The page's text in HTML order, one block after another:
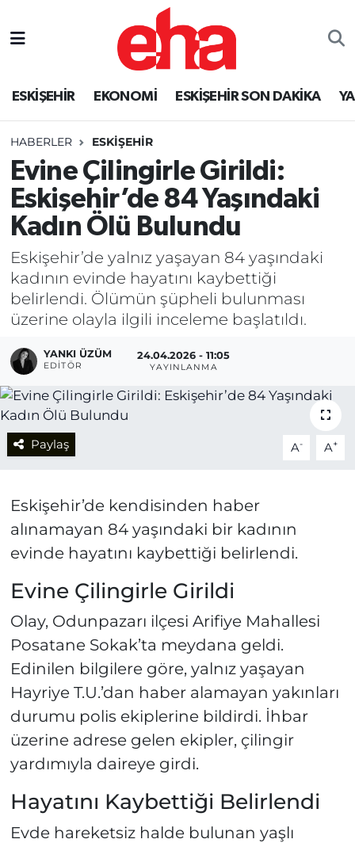
ESKİŞEHİR EKONOMİ ESKİŞEHİR SON DAKİKA
HABERLER ESKİŞEHİR
Evine Çilingirle Girildi:
Eskişehir’de 84 Yaşındaki
Kadın Ölü Bulundu
Eskişehir’de yalnız yaşayan 84 yaşındaki
kadının evinde hayatını kaybettiği
belirlendi. Ölümün şüpheli bulunması
üzerine olayla ilgili inceleme başlatıldı.
YANKI ÜZÜM
EDITÖR
24.04.2026 - 11:05
YAYINLANMA
Paylaş A- A+
Eskişehir’de kendisinden haber
alınamayan 84 yaşındaki bir kadının
evinde hayatını kaybettiği belirlendi.
Evine Çilingirle Girildi
Olay, Odunpazarı ilçesi Arifiye Mahallesi
Posatane Sokak’ta meydana geldi.
Edinilen bilgilere göre, yalnız yaşayan
Hayriye T.U.’dan haber alamayan yakınları
durumu polis ekiplerine bildirdi. İhbar
üzerine adrese gelen ekipler, çilingir
yardımıyla daireye girdi.
Hayatını Kaybettiği Belirlendi
Evde hareketsiz halde bulunan yaşlı